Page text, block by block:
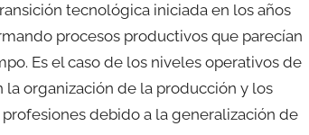
tecnológica iniciada en los años
procesos productivos que parecían
Es el caso de los niveles operativos de
organización de la producción y los
debido a la generalización de